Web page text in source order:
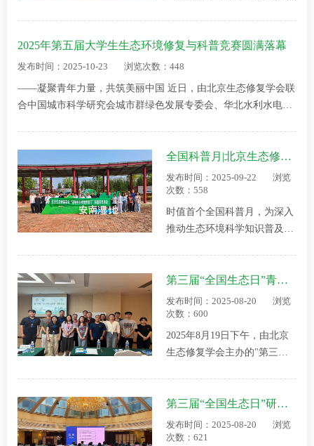
修复前沿创新与青年担当”学
术研讨会在中国科学院生态环
开。本次研讨会以多…
2025年第五届大学生生态环境修复与科普竞赛圆满落幕
发布时间：2025-10-23 浏览次数：448
——凝聚青年力量，共筑美丽中国 近日，由北京生态修复学会联
合中国城市科学研究会城市群绿色发展专委会、华北水利水电大
全国科普月|北京生态修复学会成功举办安南湿地科普考察活动
发布时间：2025-09-22
浏览
次数：558
时值首个全国科普月，为深入
推动生态环境科学知识普及，
限公司共同组织了“湿地生态
修复体验行”科普实践活动。
本次活动得到北京科学技术协
会的指导与支持，地…
第三届“全国生态日”青年学术交流研讨会成功举办
发布时间：2025-08-20
浏览
次数：600
2025年8月19日下午，由北京
生态修复学会主办的"第三届
盛顿厅成功举行，本次分论坛
以"生态修复青年力量·创新驱
动绿色未来"为主题，通过线
第三届“全国生态日”研讨会在京成功举办
发布时间：2025-08-20
浏览
次数：621